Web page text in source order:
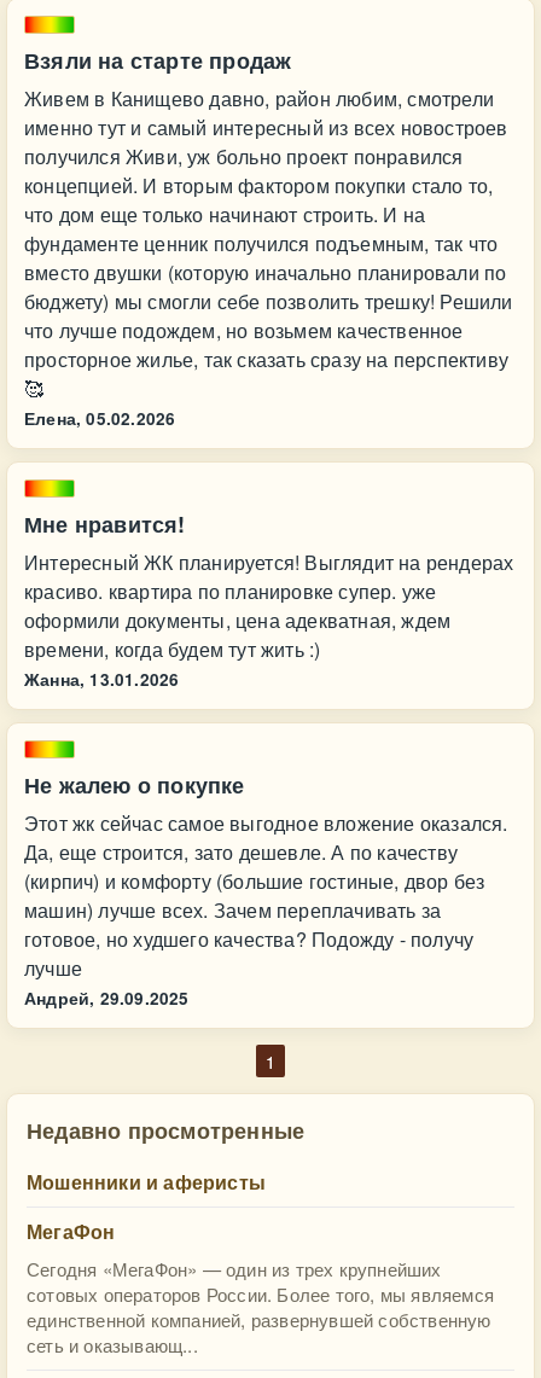
Взяли на старте продаж
Живем в Канищево давно, район любим, смотрели
именно тут и самый интересный из всех новостроев
получился Живи, уж больно проект понравился
концепцией. И вторым фактором покупки стало то,
что дом еще только начинают строить. И на
фундаменте ценник получился подъемным, так что
вместо двушки (которую иначально планировали по
бюджету) мы смогли себе позволить трешку! Решили
что лучше подождем, но возьмем качественное
просторное жилье, так сказать сразу на перспективу
🥰
Елена, 05.02.2026
Мне нравится!
Интересный ЖК планируется! Выглядит на рендерах
красиво. квартира по планировке супер. уже
оформили документы, цена адекватная, ждем
времени, когда будем тут жить :)
Жанна, 13.01.2026
Не жалею о покупке
Этот жк сейчас самое выгодное вложение оказался.
Да, еще строится, зато дешевле. А по качеству
(кирпич) и комфорту (большие гостиные, двор без
машин) лучше всех. Зачем переплачивать за
готовое, но худшего качества? Подожду - получу
лучше
Андрей, 29.09.2025
1
Недавно просмотренные
Мошенники и аферисты
МегаФон
Сегодня «МегаФон» — один из трех крупнейших
сотовых операторов России. Более того, мы являемся
единственной компанией, развернувшей собственную
сеть и оказывающ...